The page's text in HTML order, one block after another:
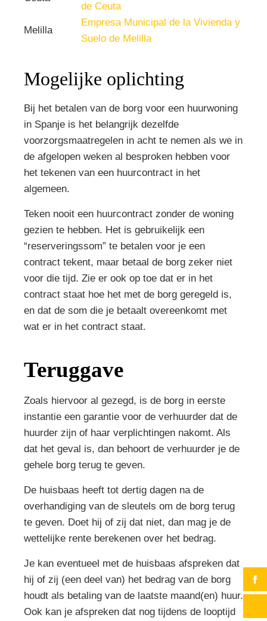
de Ceuta
Melilla
Empresa Municipal de la Vivienda y
Suelo de Melilla
Mogelijke oplichting
Bij het betalen van de borg voor een huurwoning
in Spanje is het belangrijk dezelfde
voorzorgsmaatregelen in acht te nemen als we in
de afgelopen weken al besproken hebben voor
het tekenen van een huurcontract in het
algemeen.
Teken nooit een huurcontract zonder de woning
gezien te hebben. Het is gebruikelijk een
“reserveringssom” te betalen voor je een
contract tekent, maar betaal de borg zeker niet
voor die tijd. Zie er ook op toe dat er in het
contract staat hoe het met de borg geregeld is,
en dat de som die je betaalt overeenkomt met
wat er in het contract staat.
Teruggave
Zoals hiervoor al gezegd, is de borg in eerste
instantie een garantie voor de verhuurder dat de
huurder zijn of haar verplichtingen nakomt. Als
dat het geval is, dan behoort de verhuurder je de
gehele borg terug te geven.
De huisbaas heeft tot dertig dagen na de
overhandiging van de sleutels om de borg terug
te geven. Doet hij of zij dat niet, dan mag je de
wettelijke rente berekenen over het bedrag.
Je kan eventueel met de huisbaas afspreken dat
hij of zij (een deel van) het bedrag van de borg
houdt als betaling van de laatste maand(en) huur.
Ook kan je afspreken dat nog tijdens de looptijd